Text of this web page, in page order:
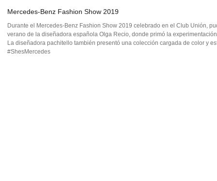
Mercedes-Benz Fashion Show 2019
Durante el Mercedes-Benz Fashion Show 2019 celebrado en el Club Unión,
verano de la diseñadora española Olga Recio, donde primó la
La diseñadora pachitello también presentó una colección cargada de color y
#ShesMercedes